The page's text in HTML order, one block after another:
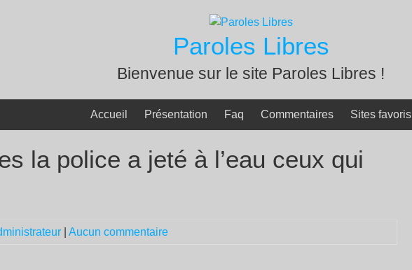
Paroles Libres
Bienvenue sur le site Paroles Libres !
Accueil Présentation Faq Commentaires Sites favoris
la police a jeté à l’eau ceux qui
Aucun commentaire